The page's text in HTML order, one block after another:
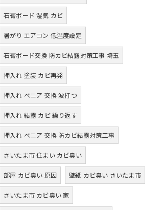
石膏ボード 湿気 カビ
暑がり エアコン 低温度設定
石膏ボード交換 防カビ結露対策工事 埼玉
押入れ 塗装 カビ再発
押入れ ベニア 交換 波打つ
押入れ 結露 カビ 繰り返す
押入れ ベニア 交換 防カビ結露対策工事
さいたま市 住まい カビ臭い
部屋 カビ臭い 原因 壁紙 カビ臭い さいたま市
さいたま市 カビ臭い 家